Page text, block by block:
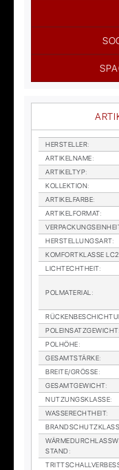
HER­STEL­LER:
AR­TI­KEL­NA­ME:
AR­TI­KEL­TYP:
KOL­LEK­TI­ON:
AR­TI­KEL­FAR­BE:
AR­TI­KEL­FOR­MAT:
HER­STEL­LUNGS­ART:
KOM­FORT­KLAS­SE LC2
LICHTECHT­HEIT:
POL­MA­TE­RI­AL :
POL­EIN­SATZ­GE­WICHT:
POL­HÖ­HE:
GE­SAMT­STÄR­KE:
BREI­TE/GRÖS­SE:
GE­SAMT­GE­WICHT:
NUT­ZUNGS­KLAS­SE:
WAS­SE­RECHT­HEIT:
STAND: